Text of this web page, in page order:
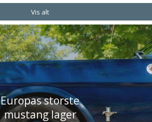
Vis alt
Europas storste
mustang lager